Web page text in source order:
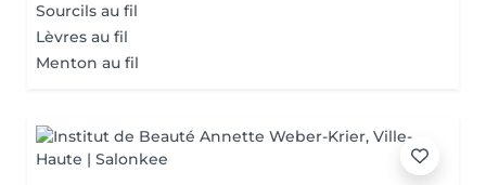
Sourcils au fil
Lèvres au fil
Menton au fil